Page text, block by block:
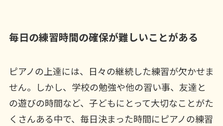
毎日の練習時間の確保が難しいことがある
ピアノの上達には、日々の継続した練習が欠かせま
せん。しかし、学校の勉強や他の習い事、友達と
の遊びの時間など、子どもにとって大切なことがた
くさんある中で、毎日決まった時間にピアノの練習